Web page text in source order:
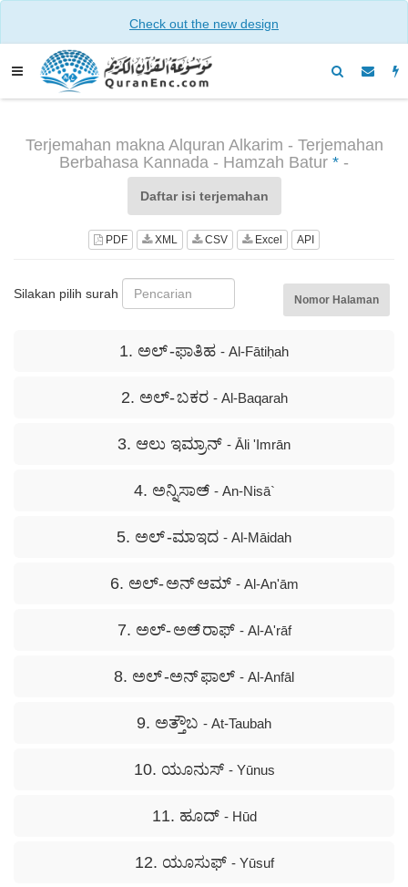
Check out the new design
Terjemahan makna Alquran Alkarim - Terjemahan
Berbahasa Kannada - Hamzah Batur * -
Daftar isi terjemahan
PDF XML CSV Excel API
Silakan pilih surah Nomor Halaman
1. ಅಲ್ -ಫಾತಿಹ - Al-Fātiḥah
2. ಅಲ್- ಬಕರ - Al-Baqarah
3. ಆಲು ಇಮ್ರಾನ್ - Āli 'Imrān
4. ಅನ್ನಿಸಾಅ್ - An-Nisā`
5. ಅಲ್ -ಮಾಇದ - Al-Māidah
6. ಅಲ್- ಅನ್ ಆಮ್ - Al-An'ām
7. ಅಲ್- ಅಅ್ ರಾಫ್ - Al-A'rāf
8. ಅಲ್ -ಅನ್ ಫಾಲ್ - Al-Anfāl
9. ಅತ್ತೌಬ - At-Taubah
10. ಯೂನುಸ್ - Yūnus
11. ಹೂದ್ - Hūd
12. ಯೂಸುಫ್ - Yūsuf